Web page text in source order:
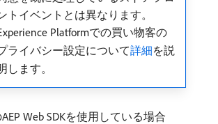
トイベントとは異なります。
Platformでの買い物客の
ライバシー設定について詳細を説
します。
AEP Web SDKを使用している場合